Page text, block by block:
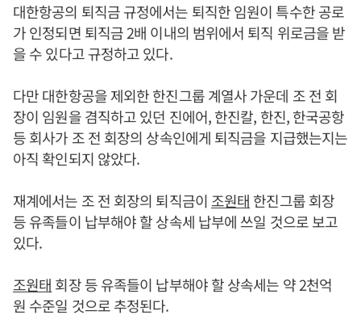
대한항공의 퇴직금 규정에서는 퇴직한 임원이 특수한 공로
가 인정되면 퇴직금 2배 이내의 범위에서 퇴직 위로금을 받
을 수 있다고 규정하고 있다.
다만 대한항공을 제외한 한진그룹 계열사 가운데 조 전 회
장이 임원을 겸직하고 있던 진에어, 한진칼, 한진, 한국공항
등 회사가 조 전 회장의 상속인에게 퇴직금을 지급했는지는
아직 확인되지 않았다.
재계에서는 조 전 회장의 퇴직금이 조원태 한진그룹 회장
등 유족들이 납부해야 할 상속세 납부에 쓰일 것으로 보고
있다.
조원태 회장 등 유족들이 납부해야 할 상속세는 약 2천억
원 수준일 것으로 추정된다.